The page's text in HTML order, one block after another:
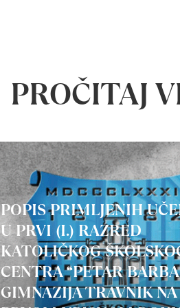
PROČITAJ
POPIS PRIMLJENIH
U PRVI (I.) RAZRED
KATOLIČKOG
CENTRA “PETAR
GIMNAZIJA TRAVNIK NA